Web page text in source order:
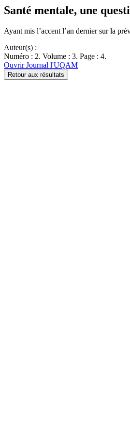
Santé mentale, une
Ayant mis l’accent l’an dernier sur la
Auteur(s) :
Numéro : 2. Volume : 3. Page : 4.
Ouvrir Journal l'UQAM
Retour aux résultats